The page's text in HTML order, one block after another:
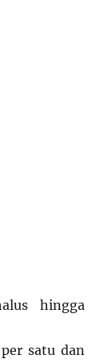
hingga
satu dan